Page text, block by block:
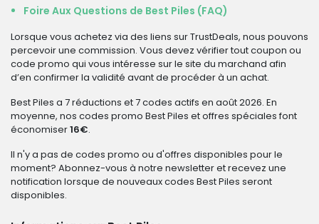
Foire Aux Questions de Best Piles (FAQ)
Lorsque vous achetez via des liens sur TrustDeals, nous pouvons
percevoir une commission. Vous devez vérifier tout coupon ou
code promo qui vous intéresse sur le site du marchand afin
d’en confirmer la validité avant de procéder à un achat.
Best Piles a 7 réductions et 7 codes actifs en août 2026. En
moyenne, nos codes promo Best Piles et offres spéciales font
économiser16€.
Il n'y a pas de codes promo ou d'offres disponibles pour le
moment? Abonnez-vous à notre newsletter et recevez une
notification lorsque de nouveaux codes Best Piles seront
disponibles.